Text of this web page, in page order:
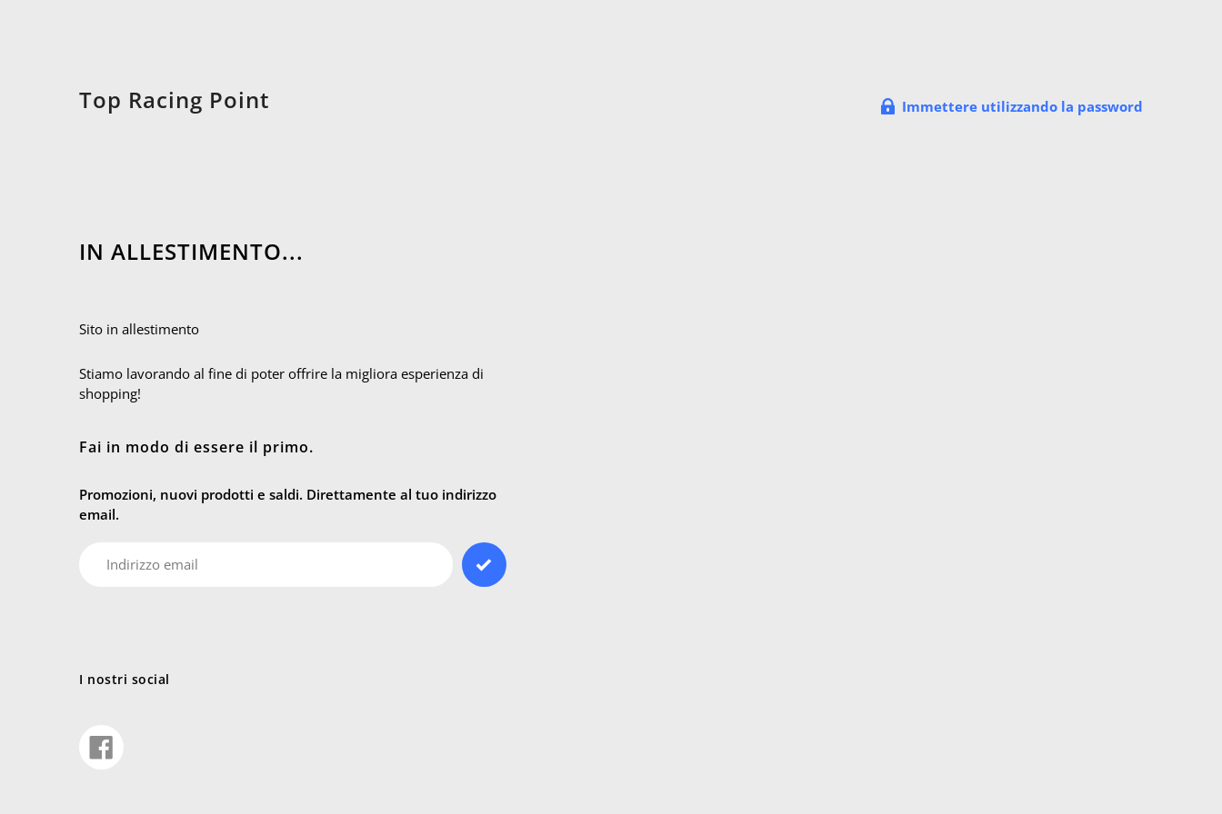
Top Racing Point Immettere utilizzando la password
IN ALLESTIMENTO...
Sito in allestimento
Stiamo lavorando al fine di poter offrire la migliora esperienza di
shopping!
Fai in modo di essere il primo.
Promozioni, nuovi prodotti e saldi. Direttamente al tuo indirizzo
email.
I nostri social
Condividi
su